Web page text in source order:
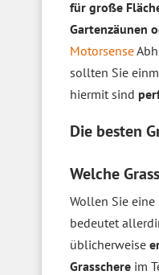
für große
Gartenzäunen
Motorsense
sollten Sie
hiermit sind
Die besten
Welche
Wollen Sie eine
bedeutet
üblicherweise
Grasschere im